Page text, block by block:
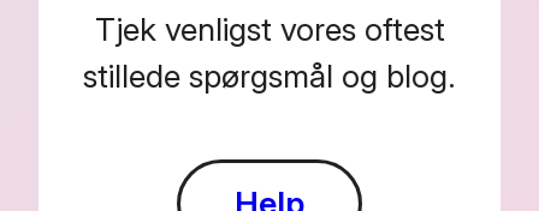
Tjek venligst vores oftest
stillede spørgsmål og blog.
Help